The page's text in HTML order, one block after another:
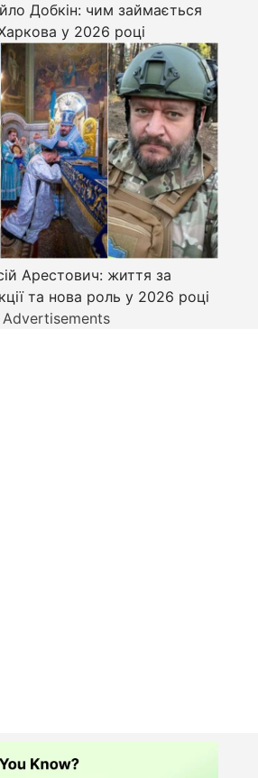
Добкін: чим займається
у 2026 році
Арестович: життя за
та нова роль у 2026 році
Advertisements